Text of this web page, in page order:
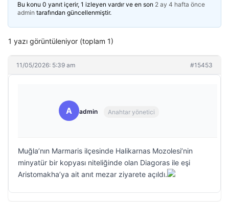
Bu konu 0 yanıt içerir, 1 izleyen vardır ve en son 2 ay 4 hafta önce
admin tarafından güncellenmiştir.
1 yazı görüntüleniyor (toplam 1)
11/05/2026: 5:39 am #15453
A admin Anahtar yönetici
Muğla’nın Marmaris ilçesinde Halikarnas Mozolesi’nin
minyatür bir kopyası niteliğinde olan Diagoras ile eşi
Aristomakha’ya ait anıt mezar ziyarete açıldı.